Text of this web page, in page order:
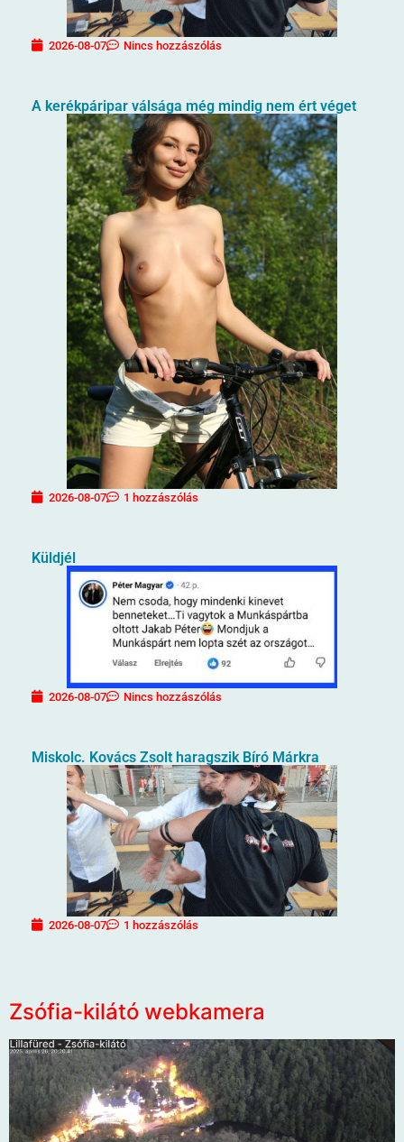
2026-08-07 Nincs hozzászólás
A kerékpáripar válsága még mindig nem ért véget
2026-08-07 1 hozzászólás
Küldjél
2026-08-07 Nincs hozzászólás
Miskolc. Kovács Zsolt haragszik Bíró Márkra
2026-08-07 1 hozzászólás
Zsófia-kilátó webkamera